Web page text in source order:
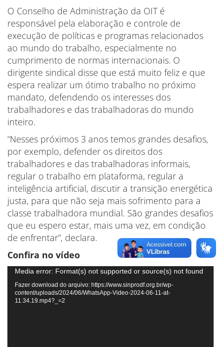
O Conselho de Administração da OIT é
responsável pela elaboração e controle de
execução de políticas e programas relacionados
ao mundo do trabalho, especialmente no
cumprimento de normas internacionais. O
dirigente sindical disse que está muito feliz e que
espera realizar um ótimo trabalho no próximo
mandato, defendendo os interesses dos
trabalhadores e das trabalhadoras do mundo
inteiro.
“Nesses próximos 3 anos temos grandes desafios,
por exemplo, defender os direitos dos
trabalhadores e das trabalhadoras informais,
regular o trabalho em plataforma, regular a
inteligência artificial, discutir a transição energética
justa, para que não seja mais sofrimento para a
classe trabalhadora mundial. São grandes desafios
que eu espero estar, mais uma vez, em condição
de enfrentar”, declara.
Confira no vídeo
Tocador
de
vídeo
Media error: Format(s) not supported or source(s) not found
Fazer download do arquivo: https://www.sinprodf.org.br/wp-
content/uploads/2024/06/WhatsApp-Video-2024-06-11-at-
11.34.19.mp4?_=2